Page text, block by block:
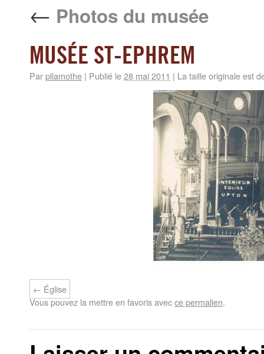
← Photos du musée
MUSÉE ST-EPHREM
Parpllamothe | Publié le28 mai 2011 | La taille originale est
Église
Vous pouvez la mettre en favoris avecce permalien.